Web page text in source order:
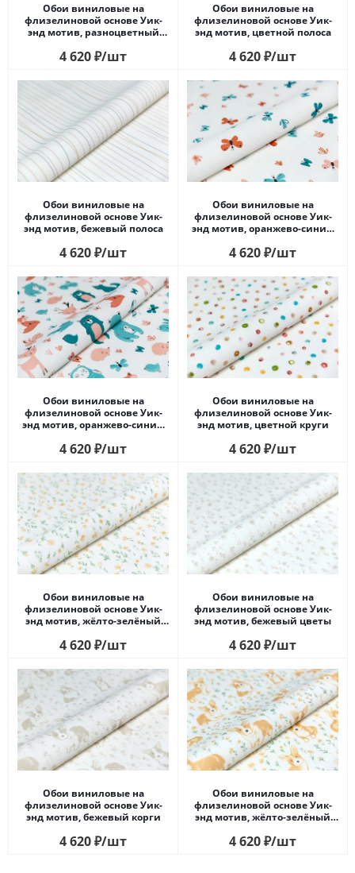
Обои виниловые на
флизелиновой основе Уик-
энд мотив, разноцветный
4 620₽/шт
Обои виниловые на
флизелиновой основе Уик-
энд мотив, цветной полоса
4 620₽/шт
Обои виниловые на
флизелиновой основе Уик-
энд мотив, бежевый полоса
4 620₽/шт
Обои виниловые на
флизелиновой основе Уик-
энд мотив, оранжево-синий
4 620₽/шт
Обои виниловые на
флизелиновой основе Уик-
энд мотив, оранжево-синий
4 620₽/шт
Обои виниловые на
флизелиновой основе Уик-
энд мотив, цветной круги
4 620₽/шт
Обои виниловые на
флизелиновой основе Уик-
энд мотив, жёлто-зелёный
4 620₽/шт
Обои виниловые на
флизелиновой основе Уик-
энд мотив, бежевый цветы
4 620₽/шт
Обои виниловые на
флизелиновой основе Уик-
энд мотив, бежевый корги
4 620₽/шт
Обои виниловые на
флизелиновой основе Уик-
энд мотив, жёлто-зелёный
4 620₽/шт